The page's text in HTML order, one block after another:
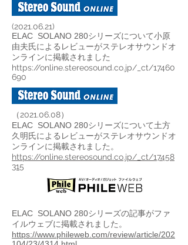
(2021.06.21)
ELAC SOLANO 280シリーズについて小原
由夫氏によるレビューがステレオサウンドオ
ンラインに掲載されました
https://online.stereosound.co.jp/_ct/17460
690
（2021.06.08）
ELAC SOLANO 280シリーズについて土方
久明氏によるレビューがステレオサウンドオ
ンラインに掲載されました。
https://online.stereosound.co.jp/_ct/17458
315
ELAC SOLANO 280シリーズの記事がファ
イルウェブに掲載されました。
https://www.phileweb.com/review/article/202